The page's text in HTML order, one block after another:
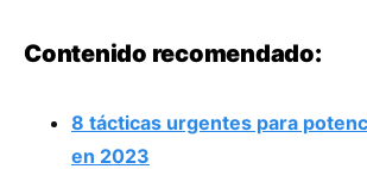
Contenido recomendado:
8 tácticas urgentes para
en 2023